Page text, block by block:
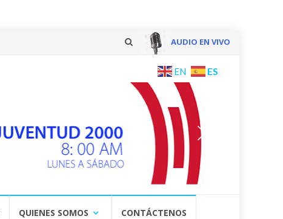
AUDIO EN VIVO
content
EN ES
QUIENES SOMOS CONTÁCTENOS